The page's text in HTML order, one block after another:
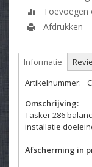
Toevoegen
Afdrukken
Informatie
Artikelnummer:
Omschrijving:
Tasker 286
installatie
Afscherming in